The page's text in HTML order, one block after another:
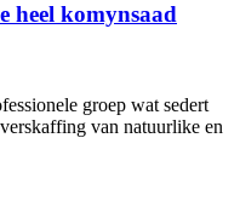
heel komynsaad
groep wat sedert
van natuurlike en